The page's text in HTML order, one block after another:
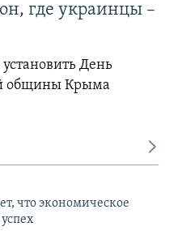
где украинцы –
День
общины Крыма
что экономическое